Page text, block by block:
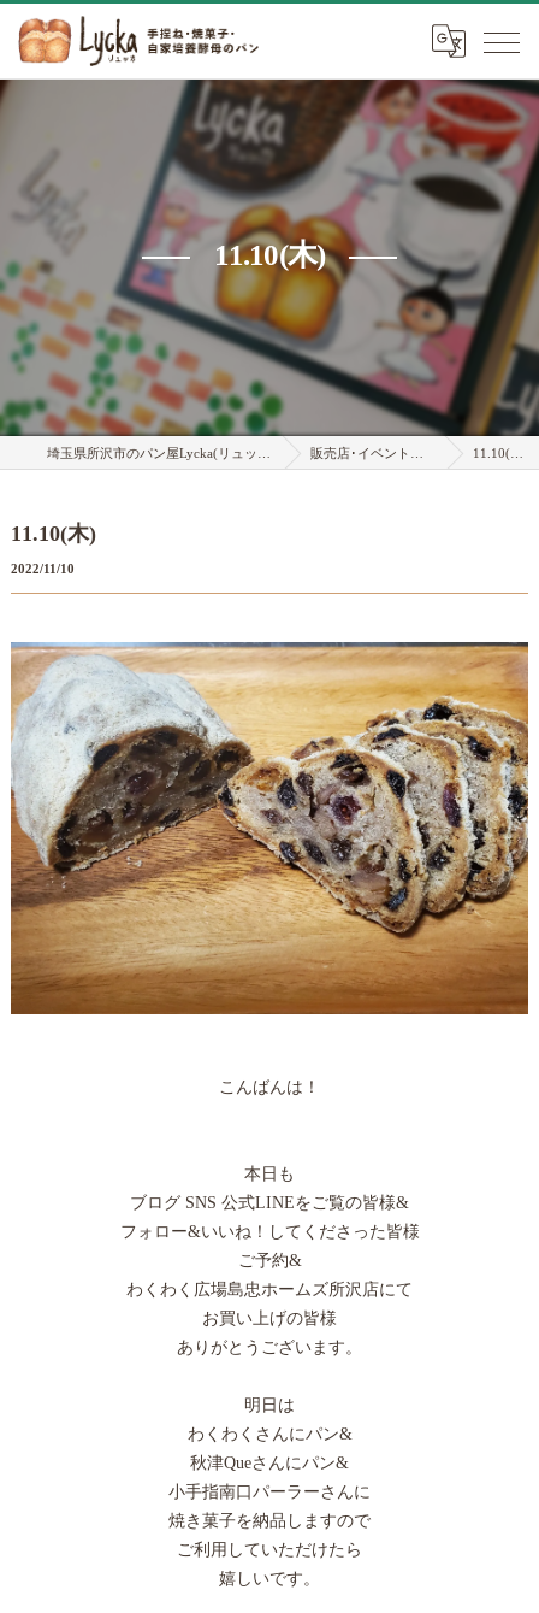
11.10(木)
販売店･イベント情報 11.10(木)
11.10(木)
2022/11/10
こんばんは！
本日も
ブログ SNS 公式LINEをご覧の皆様&
フォロー&いいね！してくださった皆様
ご予約&
わくわく広場島忠ホームズ所沢店にて
お買い上げの皆様
ありがとうございます。
明日は
わくわくさんにパン&
秋津Queさんにパン&
小手指南口パーラーさんに
焼き菓子を納品しますので
ご利用していただけたら
嬉しいです。